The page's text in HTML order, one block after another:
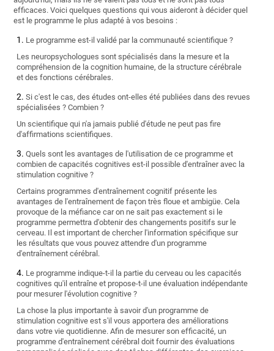
efficaces. Voici quelques questions qui vous aideront à décider quel
est le programme le plus adapté à vos besoins :
Le programme est-il validé par la communauté scientifique ?
Les neuropsychologues sont spécialisés dans la mesure et la
compréhension de la cognition humaine, de la structure cérébrale
et des fonctions cérébrales.
Si c'est le cas, des études ont-elles été publiées dans des revues
spécialisées ? Combien ?
Un scientifique qui n'a jamais publié d'étude ne peut pas fire
d'affirmations scientifiques.
Quels sont les avantages de l'utilisation de ce programme et
combien de capacités cognitives est-il possible d'entraîner avec la
stimulation cognitive ?
Certains programmes d'entraînement cognitif présente les
avantages de l'entraînement de façon très floue et ambigüe. Cela
provoque de la méfiance car on ne sait pas exactement si le
programme permettra d'obtenir des changements positifs sur le
cerveau. Il est important de chercher l'information spécifique sur
les résultats que vous pouvez attendre d'un programme
d'entraînement cérébral.
Le programme indique-t-il la partie du cerveau ou les capacités
cognitives qu'il entraîne et propose-t-il une évaluation indépendante
pour mesurer l'évolution cognitive ?
La chose la plus importante à savoir d'un programme de
stimulation cognitive est s'il vous apportera des améliorations
dans votre vie quotidienne. Afin de mesurer son efficacité, un
programme d'entraînement cérébral doit fournir des évaluations